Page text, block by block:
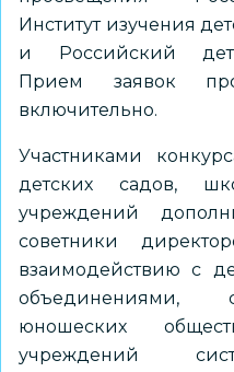
Институт изучения
и Российский
Прием заявок
включительно.
Участниками
детских садов,
учреждений
советники
взаимодействию с
объединениями,
юношеских
учреждений